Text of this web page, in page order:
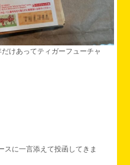
けあってティガーフューチャ
スに一言添えて投函してきま